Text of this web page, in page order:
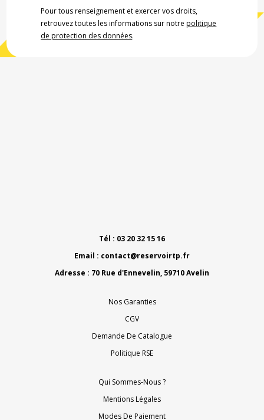
Pour tous renseignement et exercer vos droits,
retrouvez toutes les informations sur notrepolitique
de protection des données.
Tél : 03 20 32 15 16
Email : contact@reservoirtp.fr
Adresse : 70 Rue d'Ennevelin, 59710 Avelin
Nos Garanties
CGV
Demande De Catalogue
Politique RSE
Qui Sommes-Nous ?
Mentions Légales
Modes De Paiement